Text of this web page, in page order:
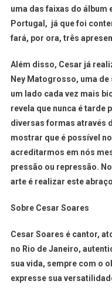
uma das faixas do álbum
Portugal, já que foi
fará, por ora, três
Além disso, Cesar já
Ney Matogrosso, uma
um lado cada vez mais
revela que nunca é tarde
diversas formas através
mostrar que é possível
acreditarmos em nós
pressão ou repressão.
arte é realizar este
Sobre Cesar Soares
Cesar Soares é cantor,
no Rio de Janeiro,
sua vida, sempre com o
expresse sua